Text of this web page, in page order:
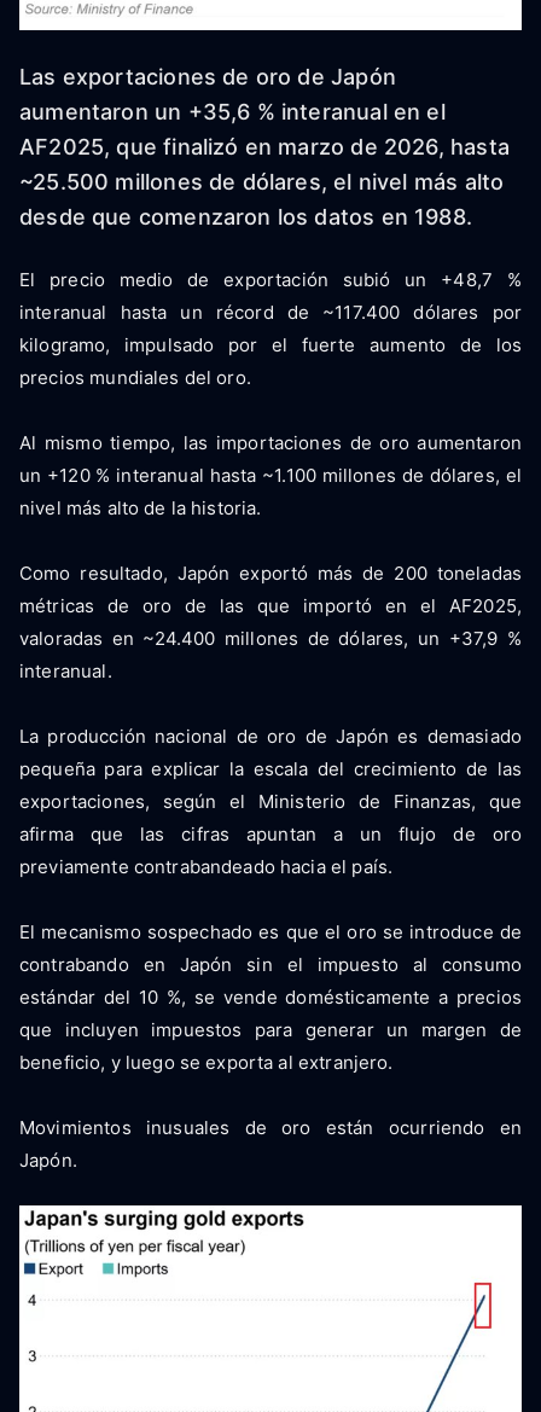
Las exportaciones de oro de Japón
aumentaron un +35,6 % interanual en el
AF2025, que finalizó en marzo de 2026, hasta
~25.500 millones de dólares, el nivel más alto
desde que comenzaron los datos en 1988.
El precio medio de exportación subió un +48,7 %
interanual hasta un récord de ~117.400 dólares por
kilogramo, impulsado por el fuerte aumento de los
precios mundiales del oro.
Al mismo tiempo, las importaciones de oro aumentaron
un +120 % interanual hasta ~1.100 millones de dólares, el
nivel más alto de la historia.
Como resultado, Japón exportó más de 200 toneladas
métricas de oro de las que importó en el AF2025,
valoradas en ~24.400 millones de dólares, un +37,9 %
interanual.
La producción nacional de oro de Japón es demasiado
pequeña para explicar la escala del crecimiento de las
exportaciones, según el Ministerio de Finanzas, que
afirma que las cifras apuntan a un flujo de oro
previamente contrabandeado hacia el país.
El mecanismo sospechado es que el oro se introduce de
contrabando en Japón sin el impuesto al consumo
estándar del 10 %, se vende domésticamente a precios
que incluyen impuestos para generar un margen de
beneficio, y luego se exporta al extranjero.
Movimientos inusuales de oro están ocurriendo en
Japón.